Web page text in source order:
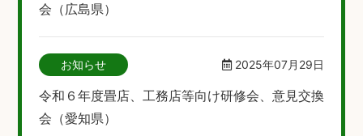
会（広島県）
お知らせ 2025年07月29日
令和６年度畳店、工務店等向け研修会、意見交換
会（愛知県）